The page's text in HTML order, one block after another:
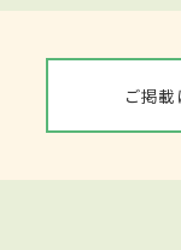
ご掲